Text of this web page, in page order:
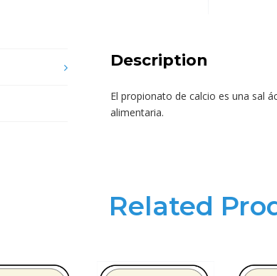
Description
El propionato de calcio es una sal
alimentaria.
Related